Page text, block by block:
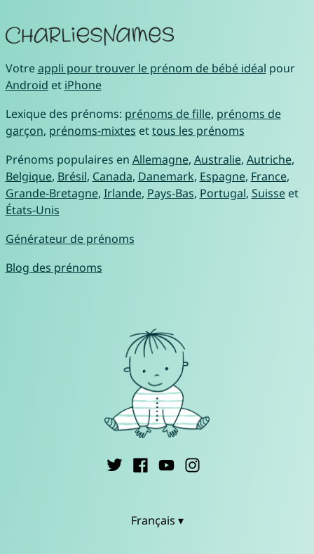
Votreappli pour trouver le prénom de bébé idéal pour
Android et iPhone
Lexique des prénoms: prénoms de fille, prénoms de
garçon, prénoms-mixtes ettous les prénoms
Prénoms populaires en Allemagne, Australie, Autriche,
Belgique, Brésil, Canada, Danemark, Espagne, France,
Grande-Bretagne, Irlande, Pays-Bas, Portugal, Suisseet
États-Unis
Générateur de prénoms
Blog des prénoms
Français ▾